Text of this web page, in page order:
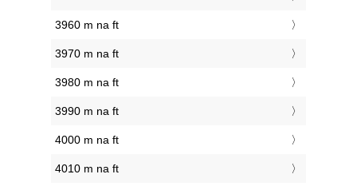
3960 m na ft
3970 m na ft
3980 m na ft
3990 m na ft
4000 m na ft
4010 m na ft